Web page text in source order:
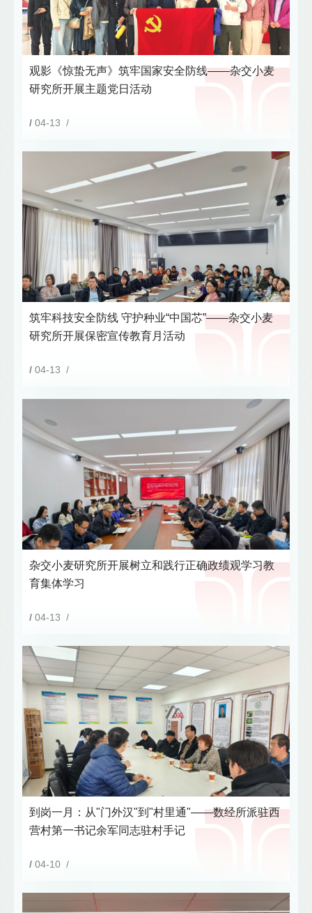
观影《惊蛰无声》筑牢国家安全防线——杂交小麦
研究所开展主题党日活动
/ 04-13 /
筑牢科技安全防线 守护种业“中国芯”——杂交小麦
研究所开展保密宣传教育月活动
/ 04-13 /
杂交小麦研究所开展树立和践行正确政绩观学习教
育集体学习
/ 04-13 /
到岗一月：从"门外汉"到"村里通"——数经所派驻西
营村第一书记余军同志驻村手记
/ 04-10 /